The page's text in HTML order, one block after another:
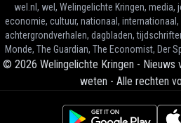
wel.nl, wel, Welingelichte Kringen,
economie, cultuur, nationaal,
achtergrondverhalen, dagbladen,
Monde, The Guardian, The Economist, Der
© 2026 Welingelichte Kringen - Nieuws
weten - Alle rechten